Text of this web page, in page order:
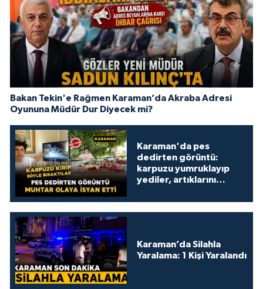
Bakan Tekin'e Rağmen Karaman’da Akraba Adresi
Oyununa Müdür Dur Diyecek mi?
Karaman'da pes
dedirten görüntü:
karpuzu yumruklayıp
yediler, artıklarını
Karaman’da Silahla
Yaralama: 1 Kişi Yaralandı